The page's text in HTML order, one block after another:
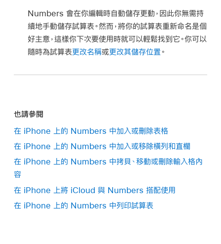
Numbers 會在你編輯時自動儲存更動，因此你無需持
續地手動儲存試算表。然而，將你的試算表重新命名是個
好主意，這樣你下次要使用時就可以輕鬆找到它。你可以
隨時為試算表更改名稱或更改其儲存位置。
也請參閱
在 iPhone 上的 Numbers 中加入或刪除表格
在 iPhone 上的 Numbers 中加入或移除橫列和直欄
在 iPhone 上的 Numbers 中拷貝、移動或刪除輸入格內
容
在 iPhone 上將 iCloud 與 Numbers 搭配使用
在 iPhone 上的 Numbers 中列印試算表